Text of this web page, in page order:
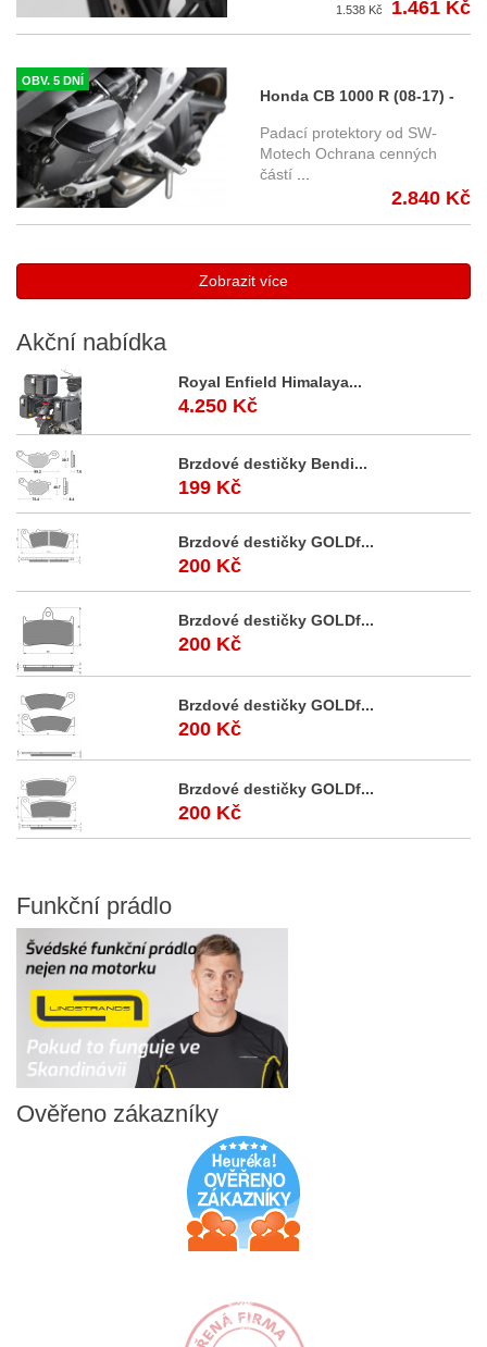
1.538 Kč 1.461 Kč
OBV. 5 DNÍ
Honda CB 1000 R (08-17) -
padací protektory SW-
Motech
Padací protektory od SW-
Motech Ochrana cenných
částí
2.840 Kč
Zobrazit více
Akční nabídka
Royal Enfield Himalaya...
4.250 Kč
Brzdové destičky Bendi...
199 Kč
Brzdové destičky GOLDf...
200 Kč
Brzdové destičky GOLDf...
200 Kč
Brzdové destičky GOLDf...
200 Kč
Brzdové destičky GOLDf...
200 Kč
Funkční prádlo
Ověřeno zákazníky